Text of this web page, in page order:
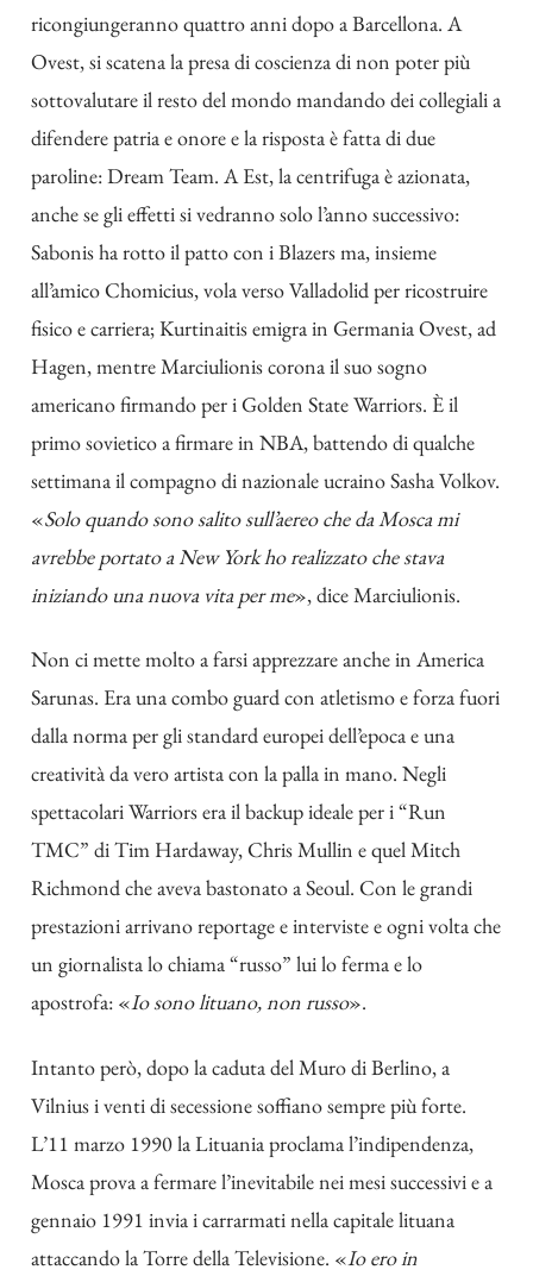
ricongiungeranno quattro anni dopo a Barcellona. A
Ovest, si scatena la presa di coscienza di non poter più
sottovalutare il resto del mondo mandando dei collegiali a
difendere patria e onore e la risposta è fatta di due
paroline: Dream Team. A Est, la centrifuga è azionata,
anche se gli effetti si vedranno solo l’anno successivo:
Sabonis ha rotto il patto con i Blazers ma, insieme
all’amico Chomicius, vola verso Valladolid per ricostruire
fisico e carriera; Kurtinaitis emigra in Germania Ovest, ad
Hagen, mentre Marciulionis corona il suo sogno
americano firmando per i Golden State Warriors. È il
primo sovietico a firmare in NBA, battendo di qualche
settimana il compagno di nazionale ucraino Sasha Volkov.
«Solo quando sono salito sull’aereo che da Mosca mi
avrebbe portato a New York ho realizzato che stava
iniziando una nuova vita per me», dice Marciulionis.
Non ci mette molto a farsi apprezzare anche in America
Sarunas. Era una combo guard con atletismo e forza fuori
dalla norma per gli standard europei dell’epoca e una
creatività da vero artista con la palla in mano. Negli
spettacolari Warriors era il backup ideale per i “Run
TMC” di Tim Hardaway, Chris Mullin e quel Mitch
Richmond che aveva bastonato a Seoul. Con le grandi
prestazioni arrivano reportage e interviste e ogni volta che
un giornalista lo chiama “russo” lui lo ferma e lo
apostrofa: «Io sono lituano, non russo».
Intanto però, dopo la caduta del Muro di Berlino, a
Vilnius i venti di secessione soffiano sempre più forte.
L’11 marzo 1990 la Lituania proclama l’indipendenza,
Mosca prova a fermare l’inevitabile nei mesi successivi e a
gennaio 1991 invia i carrarmati nella capitale lituana
attaccando la Torre della Televisione. «Io ero in